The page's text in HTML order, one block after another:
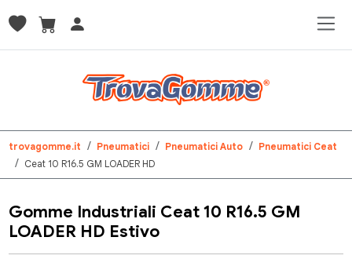
trovagomme.it Pneumatici Pneumatici Auto
Pneumatici Ceat
Ceat 10 R16.5 GM LOADER HD
Gomme Industriali Ceat 10 R16.5 GM
LOADER HD Estivo